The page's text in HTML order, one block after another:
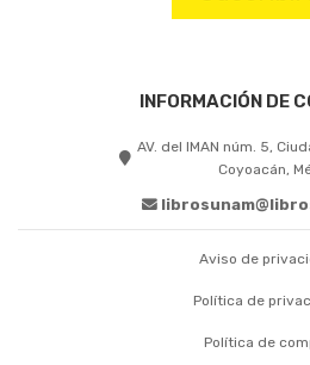
INFORMACIÓN DE
AV. del IMAN núm. 5,
Coyoacán,
Aviso de
Política de
Política de